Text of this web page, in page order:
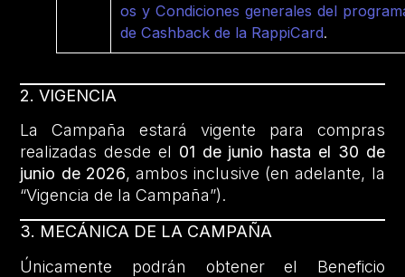
os y Condiciones generales del
de Cashback de la RappiCard.
2. VIGENCIA
La Campaña estará vigente para compras
realizadas desde el 01 de junio hasta el 30 de
junio de 2026, ambos inclusive (en adelante, la
“Vigencia de la Campaña”).
3. MECÁNICA DE LA CAMPAÑA
Únicamente podrán obtener el Beneficio